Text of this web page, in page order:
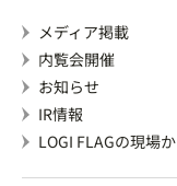
メディア掲載
内覧会開催
お知らせ
IR情報
LOGI FLAGの現場